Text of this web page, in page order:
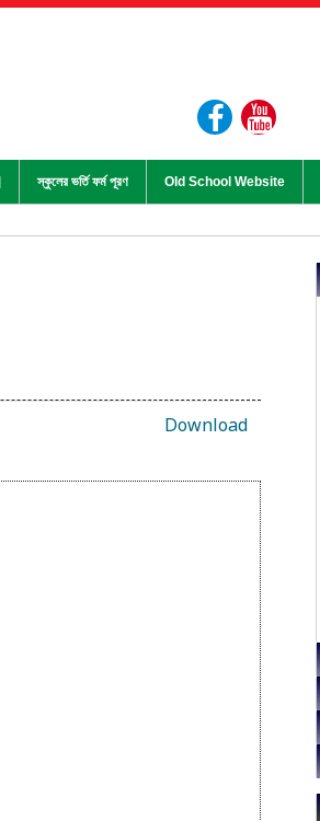
স্কুলের ভর্তি ফর্ম পূরণ Old School Website
Download